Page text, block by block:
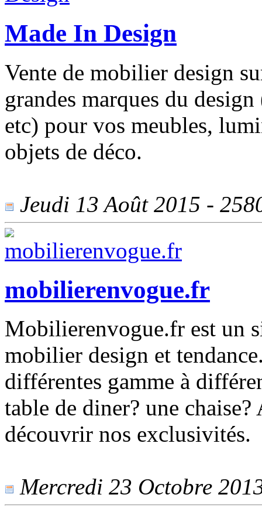
Made In Design
Vente de mobilier design
grandes marques du
etc) pour vos meubles,
objets de déco.
Jeudi 13 Août 2015 -
mobilierenvogue.fr
Mobilierenvogue.fr est un
mobilier design et
différentes gamme à
table de diner? une
découvrir nos exclusivités.
Mercredi 23 Octobre